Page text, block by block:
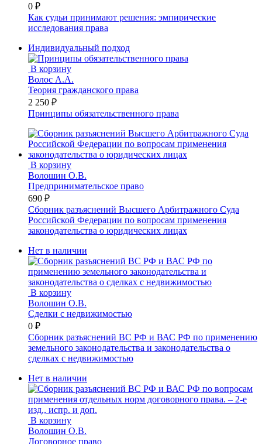
0 ₽
Как судьи принимают решения: эмпирические
исследования права
Индивидуальный подход
В корзину
Волос А.А.
Теория гражданского права
2 250 ₽
Принципы обязательственного права
В корзину
Волошин О.В.
Предпринимательское право
690 ₽
Сборник разъяснений Высшего Арбитражного Суда
Российской Федерации по вопросам применения
законодательства о юридических лицах
Нет в наличии
В корзину
Волошин О.В.
Сделки с недвижимостью
0 ₽
Сборник разъяснений ВС РФ и ВАС РФ по применению
земельного законодательства и законодательства о
сделках с недвижимостью
Нет в наличии
В корзину
Волошин О.В.
Договорное право